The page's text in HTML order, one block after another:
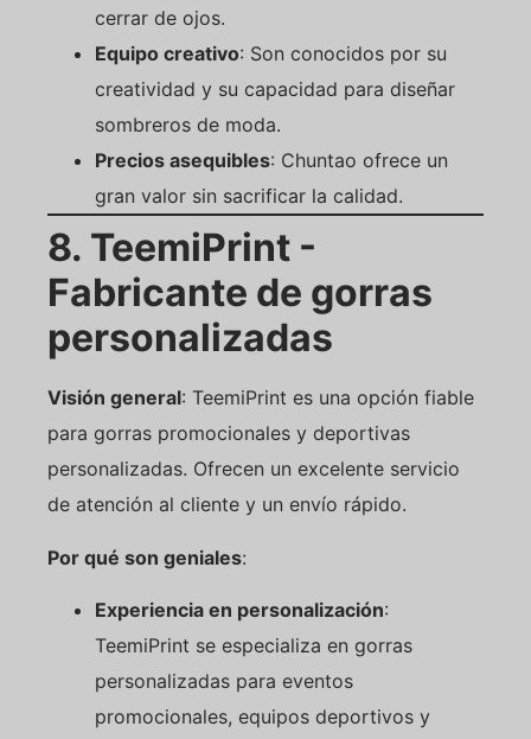
cerrar de ojos.
Equipo creativo: Son conocidos por su
creatividad y su capacidad para diseñar
sombreros de moda.
Precios asequibles: Chuntao ofrece un
gran valor sin sacrificar la calidad.
8. TeemiPrint -
Fabricante de gorras
personalizadas
Visión general: TeemiPrint es una opción fiable
para gorras promocionales y deportivas
personalizadas. Ofrecen un excelente servicio
de atención al cliente y un envío rápido.
Por qué son geniales:
Experiencia en personalización:
TeemiPrint se especializa en gorras
personalizadas para eventos
promocionales, equipos deportivos y